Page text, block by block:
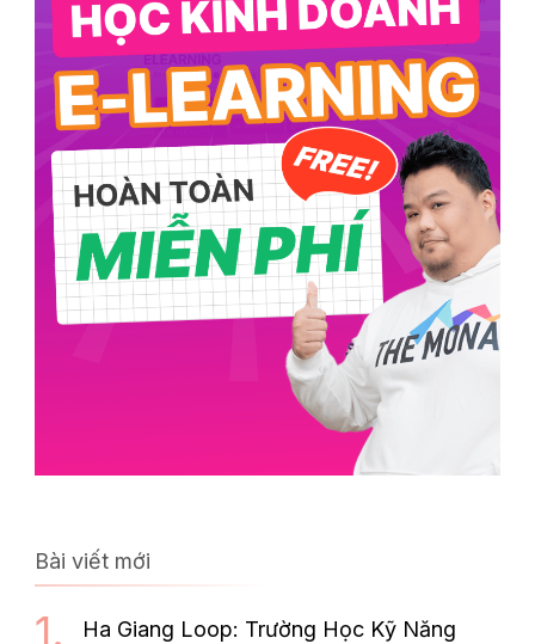
Bài viết mới
Ha Giang Loop: Trường Học Kỹ Năng